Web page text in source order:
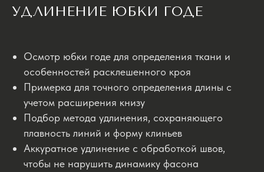
УДЛИНЕНИЕ ЮБКИ ГОДЕ
Осмотр юбки годе для определения ткани и
особенностей расклешенного кроя
Примерка для точного определения длины с
учетом расширения книзу
Подбор метода удлинения, сохраняющего
плавность линий и форму клиньев
Аккуратное удлинение с обработкой швов,
чтобы не нарушить динамику фасона